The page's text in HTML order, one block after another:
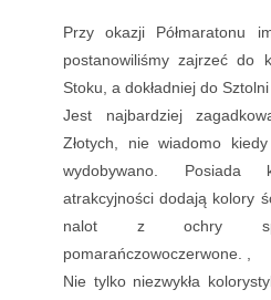
Przy okazji Półmaratonu
postanowiliśmy zajrzeć do
Stoku, a dokładniej do
Jest najbardziej
Złotych, nie wiadomo
wydobywano.
atrakcyjności dodają kolory
nalot z ochry
pomarańczowoczerwone. ,
Nie tylko niezwykła